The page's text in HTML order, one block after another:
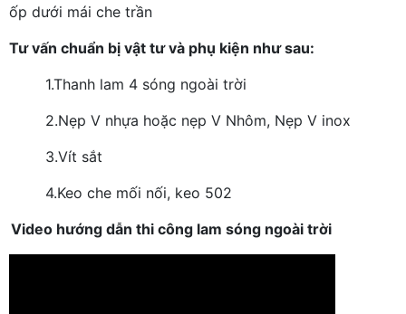
ốp dưới mái che trần
Tư vấn chuẩn bị vật tư và phụ kiện như sau:
1.Thanh lam 4 sóng ngoài trời
2.Nẹp V nhựa hoặc nẹp V Nhôm, Nẹp V inox
3.Vít sắt
4.Keo che mối nối, keo 502
Video hướng dẫn thi công lam sóng ngoài trời